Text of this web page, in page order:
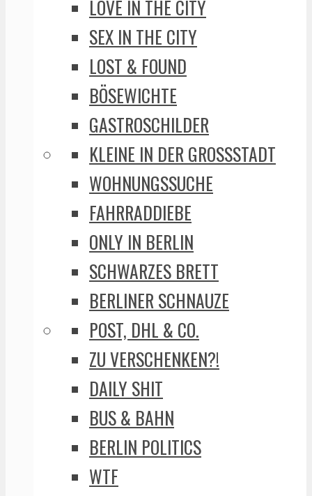
LOVE IN THE CITY
SEX IN THE CITY
LOST & FOUND
BÖSEWICHTE
GASTROSCHILDER
KLEINE IN DER GROSSSTADT
WOHNUNGSSUCHE
FAHRRADDIEBE
ONLY IN BERLIN
SCHWARZES BRETT
BERLINER SCHNAUZE
POST, DHL & CO.
ZU VERSCHENKEN?!
DAILY SHIT
BUS & BAHN
BERLIN POLITICS
WTF